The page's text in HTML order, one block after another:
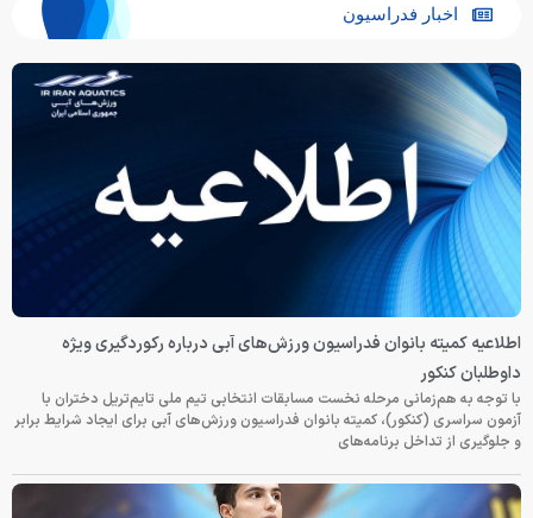
اخبار فدراسیون
اطلاعیه کمیته بانوان فدراسیون ورزش‌های آبی درباره رکوردگیری ویژه
داوطلبان کنکور
با توجه به هم‌زمانی مرحله نخست مسابقات انتخابی تیم ملی تایم‌تریل دختران با
آزمون سراسری (کنکور)، کمیته بانوان فدراسیون ورزش‌های آبی برای ایجاد شرایط برابر
و جلوگیری از تداخل برنامه‌های